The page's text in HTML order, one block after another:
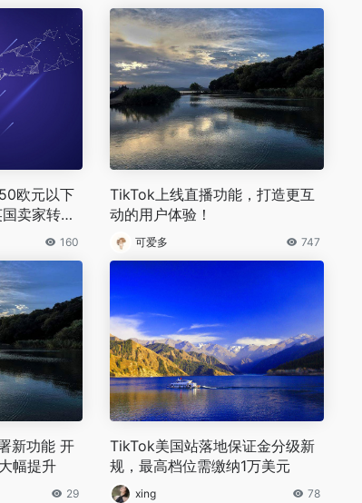
欧元以下
卖家转向
160
TikTok上线直播功能，打造更互
动的用户体验！
可爱多 747
新功能 开
幅提升
29
TikTok美国站落地保证金分级新
规，最高档位需缴纳1万美元
xing 78